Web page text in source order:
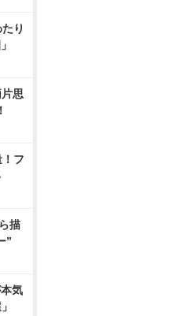
り
思
フ
描
”
気